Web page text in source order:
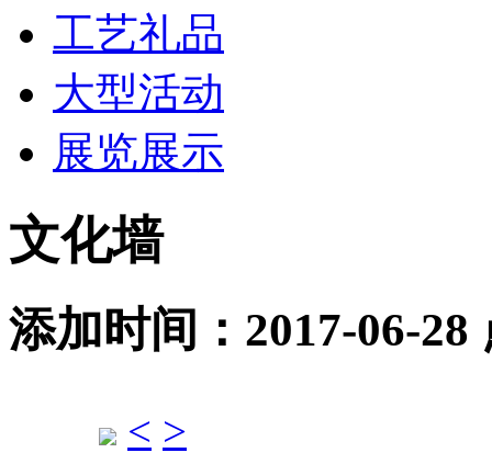
工艺礼品
大型活动
展览展示
文化墙
添加时间：2017-06-28
< >